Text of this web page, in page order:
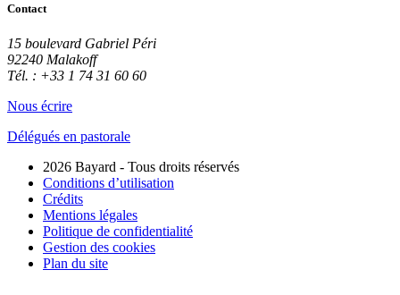
Contact
15 boulevard Gabriel Péri
92240 Malakoff
Tél. : +33 1 74 31 60 60
Nous écrire
Délégués en pastorale
2026 Bayard - Tous droits réservés
Conditions d’utilisation
Crédits
Mentions légales
Politique de confidentialité
Gestion des cookies
Plan du site